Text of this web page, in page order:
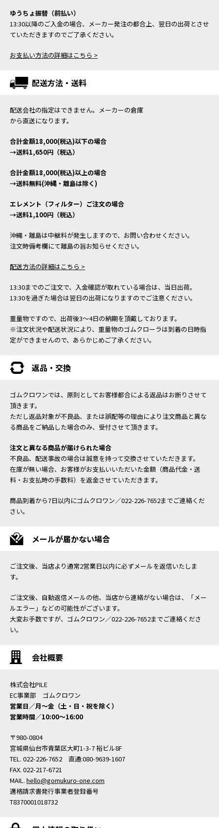
ゆうちょ振替（前払い）
13:30以降のご入金の場合、メーカー発注の都合上、翌日の出荷とさせ
ていただきますのでご了承ください。
お支払い方法の詳細はこちら >
配送方法・送料
配送会社の指定はできません。メーカーの倉庫
から直送になります。
合計金額18,000(税込)以下の場合
→送料1,650円（税込）
合計金額18,000(税込)以上の場合
→送料無料(沖縄・離島は除く)
エレメント（フィルター）ご注文の場合
→送料1,100円（税込）
沖縄・離島は中継料が発生しますので、お問い合わせください。
注文時備考欄にて離島の旨お知らせください。
配送方法の詳細はこちら >
13:30までのご注文で、入金確認が取れている場合は、当日出荷。
13:30を過ぎた場合は翌日の出荷になりますのでご注意ください。
重量物ですので、出荷後3～4日の納期を頂戴しております。
※注文状況や配送状況により、重量物のゴムクローラは到着の日時指
定ができませんので、あらかじめご了承ください。
返品・交換
ゴムクロワンでは、原則としてお客様都合による返品はお断りさせて
頂きます。
ただし返品対象が不良品、または誤配等の理由により注文商品と異な
る商品をご納品した場合のみ、受付させて頂きます。
注文と異なる商品が届けられた場合
不良品、配送事故の場合は誠意を持って交換させていただきます。
在庫が無い場合、お客様がお支払いいただいた金額（商品代金・送
料・お支払時の手数料）を返金させていただきます。
商品到着から7日以内にゴムクロワン／022-226-7652までご連絡くだ
さい。
メールが届かない場合
ご注文後、当店より通常2営業日以内に必ずメールを返信いたしま
す。
ご注文後、自動返信メールの他、当店から連絡がない場合は、「メー
ルエラー」などの可能性がございます。
大変お手数ですが、ゴムクロワン／022-226-7652までご連絡くださ
い。
会社概要
株式会社PILE
EC事業部 ゴムクロワン
営業日／月〜金（土・日・祝を除く）
営業時間／10:00〜16:00
〒980-0804
宮城県仙台市青葉区大町1-3-7 裕ビル8F
TEL. 022-226-7652 直通:080-9639-1607
FAX. 022-217-6721
MAIL. hello@gomukuro-one.com
適格請求書発行事業者登録番号
T8370001018732